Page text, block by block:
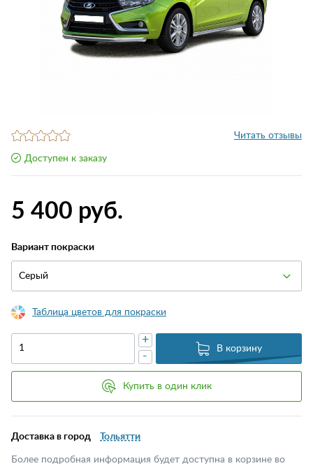
Читать отзывы
Доступен к заказу
5 400 руб.
Вариант покраски
Серый
Таблица цветов для покраски
-
+
В корзину
Купить в один клик
Доставка в город Тольятти
Более подробная информация будет доступна в корзине во